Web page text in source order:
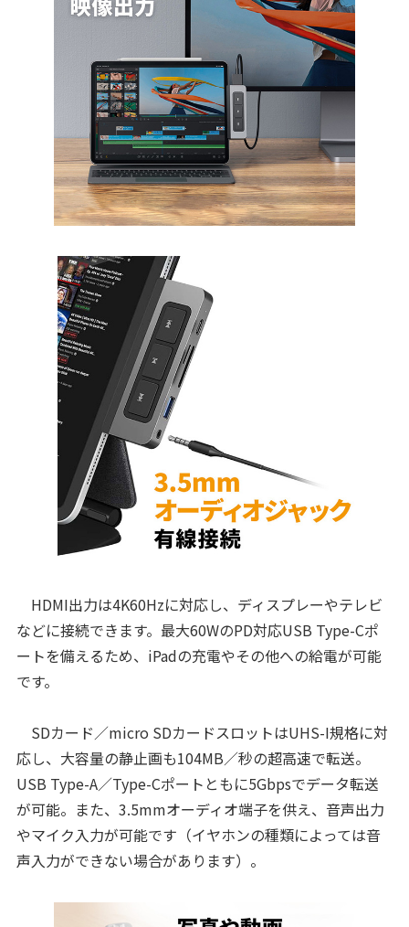
HDMI出力は4K60Hzに対応し、ディスプレーやテレビ
などに接続できます。最大60WのPD対応USB Type-Cポ
ートを備えるため、iPadの充電やその他への給電が可能
です。
SDカード／micro SDカードスロットはUHS-I規格に対
応し、大容量の静止画も104MB／秒の超高速で転送。
USB Type-A／Type-Cポートともに5Gbpsでデータ転送
が可能。また、3.5mmオーディオ端子を供え、音声出力
やマイク入力が可能です（イヤホンの種類によっては音
声入力ができない場合があります）。